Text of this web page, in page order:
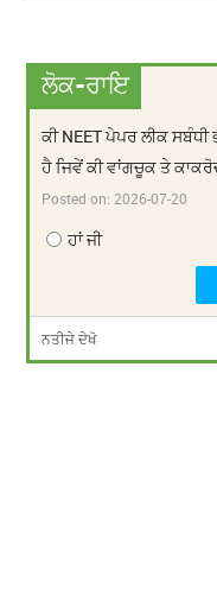
ਲੋਕ-ਰਾਇ
ਕੀ NEET ਪੇਪਰ ਲੀਕ
ਹੈ ਜਿਵੇਂ ਕੀ ਵਾਂਗਚੂਕ ਤੇ
Posted on:2026-07-20
ਹਾਂ ਜੀ
ਨਤੀਜੇ ਦੇਖੋ